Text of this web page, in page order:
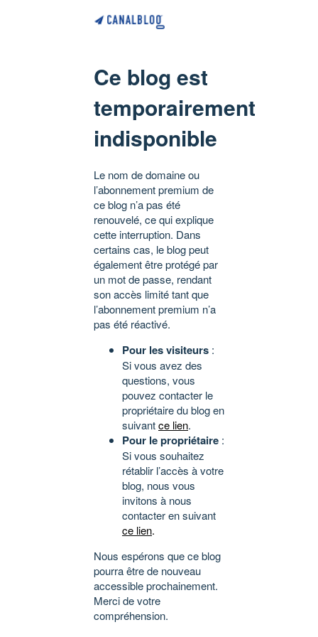
Ce blog est
temporairement
indisponible
Le nom de domaine ou
l’abonnement premium de
ce blog n’a pas été
renouvelé, ce qui explique
cette interruption. Dans
certains cas, le blog peut
également être protégé par
un mot de passe, rendant
son accès limité tant que
l’abonnement premium n’a
pas été réactivé.
Pour les visiteurs :
Si vous avez des
questions, vous
pouvez contacter le
propriétaire du blog en
suivantce lien.
Pour le propriétaire :
Si vous souhaitez
rétablir l’accès à votre
blog, nous vous
invitons à nous
contacter en suivant
ce lien.
Nous espérons que ce blog
pourra être de nouveau
accessible prochainement.
Merci de votre
compréhension.